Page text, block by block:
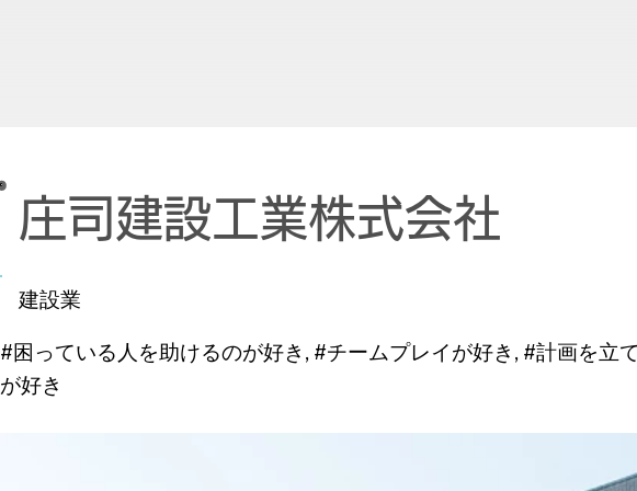
庄司建設工業株式会社
建設業
#困っている人を助けるのが好き, #チームプレイが好き, #計画を立
が好き